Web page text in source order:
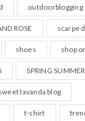
outdoorblogging
ROSE scarpe
shoes shop
SPRING
lavanda blog
t-shirt